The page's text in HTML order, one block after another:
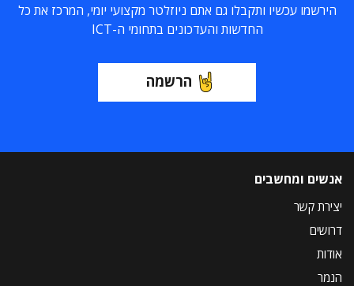
הירשמו עכשיו ותקבלו גם אתם ניוזלטר מקצועי יומי, המרכז את כל
החדשות והעדכונים בתחומי ה-ICT
הרשמה
אנשים ומחשבים
יצירת קשר
דרושים
אודות
הנמר